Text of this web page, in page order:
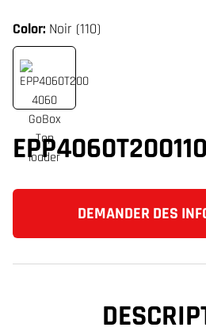
Color: Noir (110)
EPP4060T200110
DEMANDER DES